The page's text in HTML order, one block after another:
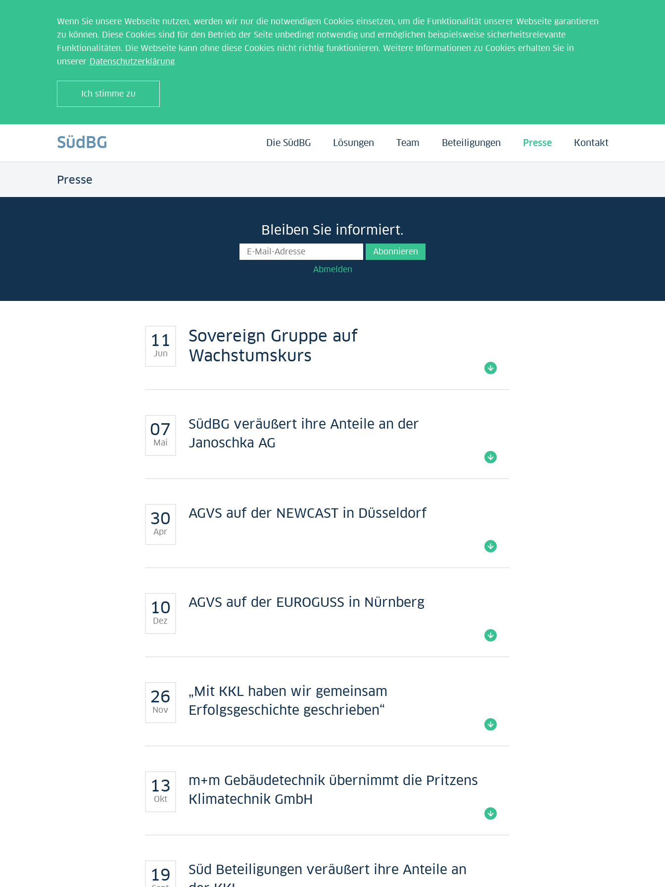
Wenn Sie unsere Webseite nutzen, werden wir nur die notwendigen Cookies einsetzen, um die Funktionalität unserer Webseite garantieren
zu können. Diese Cookies sind für den Betrieb der Seite unbedingt notwendig und ermöglichen beispielsweise sicherheitsrelevante
Funktionalitäten. Die Webseite kann ohne diese Cookies nicht richtig funktionieren. Weitere Informationen zu Cookies erhalten Sie in
unserer Datenschutzerklärung
Ich stimme zu
SüdBG Die SüdBG Lösungen Team Beteiligungen Presse Kontakt
Presse
Bleiben Sie informiert.
Abonnieren
Abmelden
11
Jun
Sovereign Gruppe auf
Wachstumskurs
07
Mai
SüdBG veräußert ihre Anteile an der
Janoschka AG
30
Apr
AGVS auf der NEWCAST in Düsseldorf
10
Dez
AGVS auf der EUROGUSS in Nürnberg
26
Nov
„Mit KKL haben wir gemeinsam
Erfolgsgeschichte geschrieben“
13
Okt
m+m Gebäudetechnik übernimmt die Pritzens
Klimatechnik GmbH
19
Süd Beteiligungen veräußert ihre Anteile an